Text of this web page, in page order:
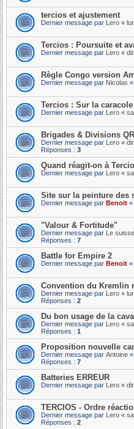
tercios et ajustement
Dernier message par Lero «
Tercios : Poursuite et
Dernier message par Lero «
Règle Congo version
Dernier message par Nicolas «
Tercios : Sur la caracole
Dernier message par Lero «
Brigades & Divisions QR
Dernier message par Lero «
Réponses : 3
Quand réagit-on à
Dernier message par Lero «
Site sur la peinture des
Dernier message par Benoit «
"Valour & Fortitude"
Dernier message par Le suisse
Réponses : 7
Battle for Empire 2
Dernier message par Benoit «
Convention du Kremlin
Dernier message par Lero «
Réponses : 2
Du bon usage de la
Dernier message par Lero «
Réponses : 1
Proposition nouvelle
Dernier message par Antoine «
Réponses : 7
Batteries ERREUR
Dernier message par Lero «
TERCIOS - Ordre
Dernier message par Lero «
Réponses : 2